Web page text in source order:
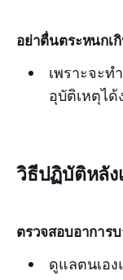
อย่าตื่นตระหนกเ
เพราะจะ
อุบัติเหตุได้
วิธีปฏิบัติหลัง
ตรวจสอบอาการ
ดูแลตนเอ